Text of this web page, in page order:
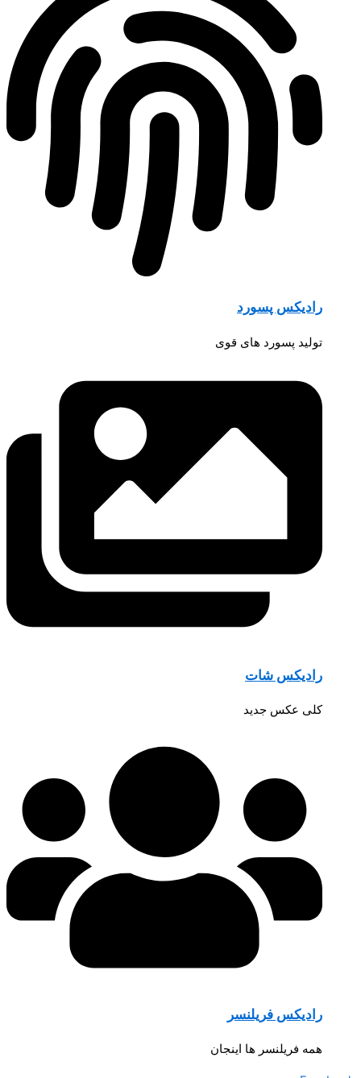
رادیکس پسورد
تولید پسورد های قوی
رادیکس شات
کلی عکس جدید
رادیکس فریلنسر
همه فریلنسر ها اینجان